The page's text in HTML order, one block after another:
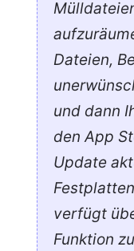
Dateien,
und dann
den App
Update
verfügt
Funktion